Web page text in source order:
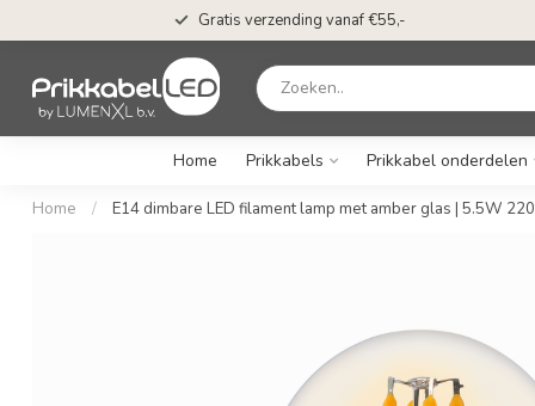
Gratis verzending vanaf €55,-
Home Prikkabels Prikkabel onderdelen
Home / E14 dimbare LED filament lamp met amber glas | 5.5W